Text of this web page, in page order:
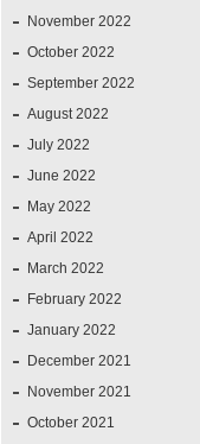
November 2022
October 2022
September 2022
August 2022
July 2022
June 2022
May 2022
April 2022
March 2022
February 2022
January 2022
December 2021
November 2021
October 2021